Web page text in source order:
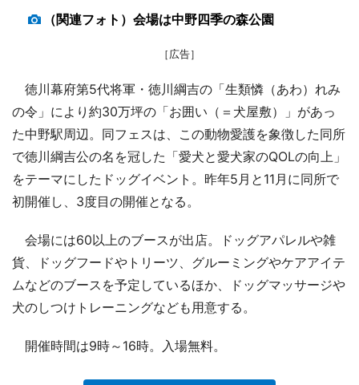
（関連フォト）会場は中野四季の森公園
［広告］
徳川幕府第5代将軍・徳川綱吉の「生類憐（あわ）れみ
の令」により約30万坪の「お囲い（＝犬屋敷）」があっ
た中野駅周辺。同フェスは、この動物愛護を象徴した同所
で徳川綱吉公の名を冠した「愛犬と愛犬家のQOLの向上」
をテーマにしたドッグイベント。昨年5月と11月に同所で
初開催し、3度目の開催となる。
会場には60以上のブースが出店。ドッグアパレルや雑
貨、ドッグフードやトリーツ、グルーミングやケアアイテ
ムなどのブースを予定しているほか、ドッグマッサージや
犬のしつけトレーニングなども用意する。
開催時間は9時～16時。入場無料。